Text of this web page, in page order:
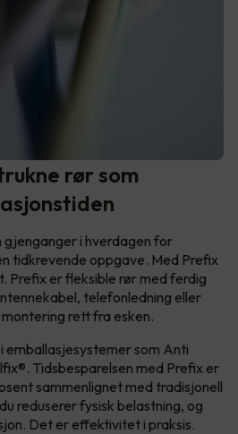
rør som
gjenganger i hverdagen for
tidkrevende oppgave. Med Prefix
Prefix er fleksible rør med ferdig
telefonledning eller
rett fra esken.
emballasjesystemer som Anti
Tidsbesparelsen med Prefix er
sammenlignet med tradisjonell
reduserer fysisk belastning, og
Det er effektivitet i praksis.